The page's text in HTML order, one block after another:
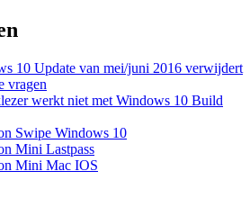
10 Update van mei/juni 2016 verwijdert
vragen
werkt niet met Windows 10 Build
Swipe Windows 10
Mini Lastpass
Mini Mac IOS